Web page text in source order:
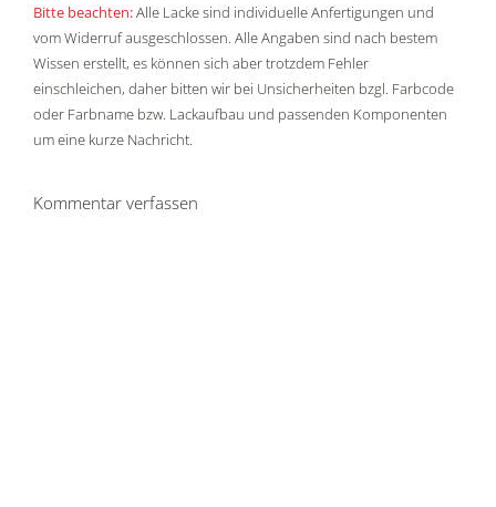
Bitte beachten:Alle Lacke sind individuelle Anfertigungen und
vom Widerruf ausgeschlossen. Alle Angaben sind nach bestem
Wissen erstellt, es können sich aber trotzdem Fehler
einschleichen, daher bitten wir bei Unsicherheiten bzgl. Farbcode
oder Farbname bzw. Lackaufbau und passenden Komponenten
um eine kurze Nachricht.
Kommentar verfassen